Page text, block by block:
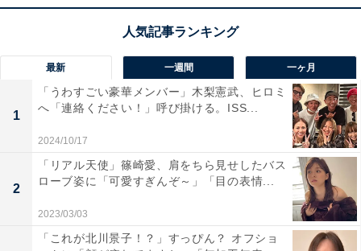
最新 一週間 一ヶ月
1
「うわすごい豪華メンバー」木梨憲武、ヒロミ
へ「連絡ください！」呼び掛ける。ISS...
2024/10/17
2
「リアル天使」篠崎愛、肩をちら見せしたバス
ローブ姿に「可愛すぎんぞ～」「目の表情...
2023/03/03
「これが北川景子！？」すっぴん？ オフショ